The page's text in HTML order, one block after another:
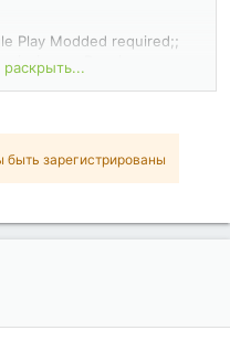
Play Modded required;;
+ Receivers +
of the corresponding java
зарегистрированы